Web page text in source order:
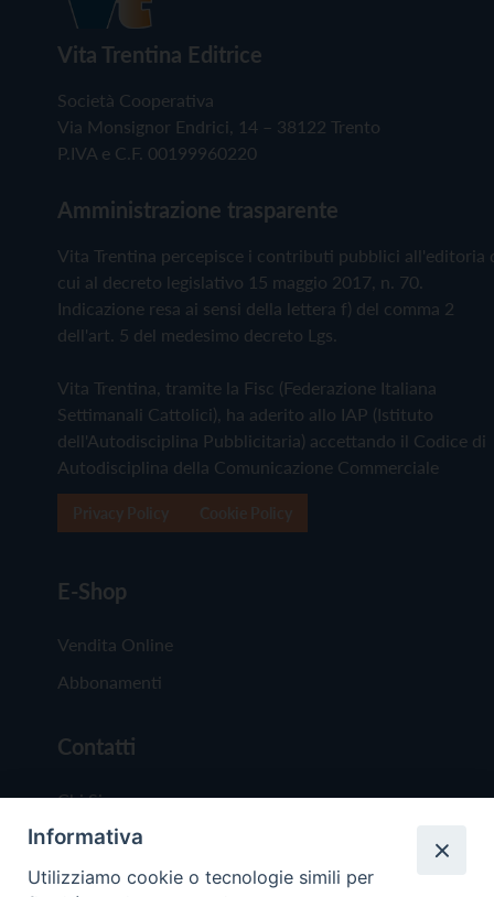
Vita Trentina Editrice
Società Cooperativa
Via Monsignor Endrici, 14 – 38122 Trento
P.IVA e C.F. 00199960220
Amministrazione trasparente
Vita Trentina percepisce i contributi pubblici all'editoria
cui al decreto legislativo 15 maggio 2017, n. 70.
Indicazione resa ai sensi della lettera f) del comma 2
dell'art. 5 del medesimo decreto Lgs.
Vita Trentina, tramite la Fisc (Federazione Italiana
Settimanali Cattolici), ha aderito allo IAP (Istituto
dell'Autodisciplina Pubblicitaria) accettando il Codice di
Autodisciplina della Comunicazione Commerciale
E-Shop
Vendita Online
Abbonamenti
Contatti
Chi Siamo
Redazione
Scrivici
Informativa
Utilizziamo cookie o tecnologie simili per